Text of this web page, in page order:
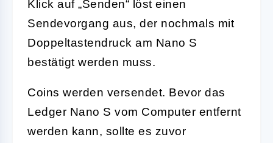
Klick auf „Senden“ löst einen
Sendevorgang aus, der nochmals mit
Doppeltastendruck am Nano S
bestätigt werden muss.
Coins werden versendet. Bevor das
Ledger Nano S vom Computer entfernt
werden kann, sollte es zuvor